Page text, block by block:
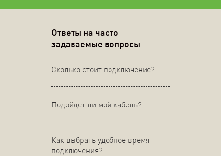
Ответы на часто
задаваемые вопросы
Сколько стоит подключение?
Подойдет ли мой кабель?
Как выбрать удобное время
подключения?